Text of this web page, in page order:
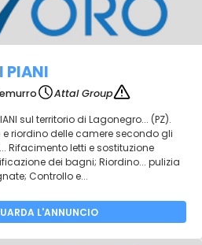
PIANI
Attal Group
sul territorio di Lagonegro... (PZ).
e riordino delle camere secondo gli
Rifacimento letti e sostituzione
dei bagni; Riordino... pulizia
Controllo e...
L'ANNUNCIO